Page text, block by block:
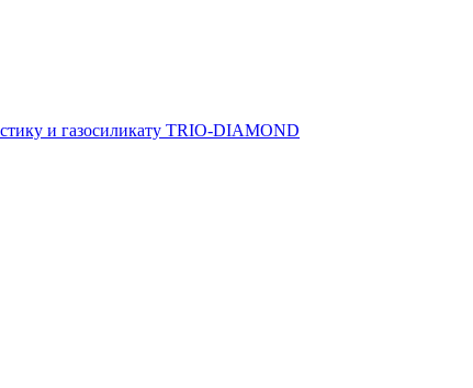
и газосиликату TRIO-DIAMOND